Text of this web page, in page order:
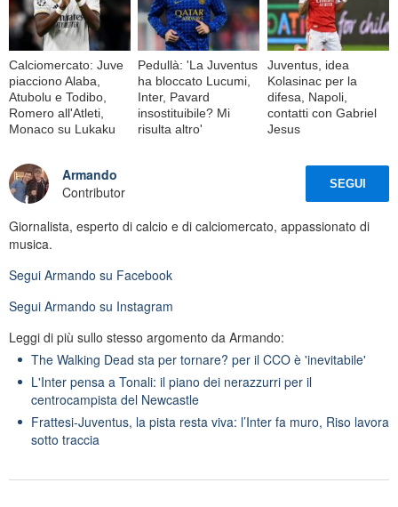
Calciomercato: Juve
piacciono Alaba,
Atubolu e Todibo,
Romero all'Atleti,
Monaco su Lukaku
Pedullà: 'La Juventus
ha bloccato Lucumi,
Inter, Pavard
insostituibile? Mi
risulta altro'
Juventus, idea
Kolasinac per la
difesa, Napoli,
contatti con Gabriel
Jesus
Armando
Contributor
SEGUI
Giornalista, esperto di calcio e di calciomercato, appassionato di
musica.
Segui Armando su Facebook
Segui Armando su Instagram
Leggi di più sullo stesso argomento da Armando:
The Walking Dead sta per tornare? per il CCO è 'inevitabile'
L'Inter pensa a Tonali: il piano dei nerazzurri per il
centrocampista del Newcastle
Frattesi-Juventus, la pista resta viva: l’Inter fa muro, Riso lavora
sotto traccia